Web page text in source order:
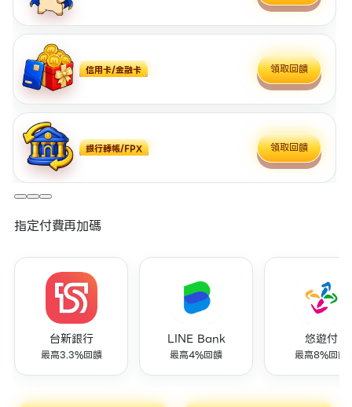
信用卡/金融卡 領取回饋
銀行轉帳/FPX 領取回饋
指定付費再加碼
台新銀行
最高3.3%回饋
LINE Bank
最高4%回饋
悠遊付
最高8%回饋